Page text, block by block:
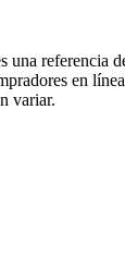
una referencia
en
variar.